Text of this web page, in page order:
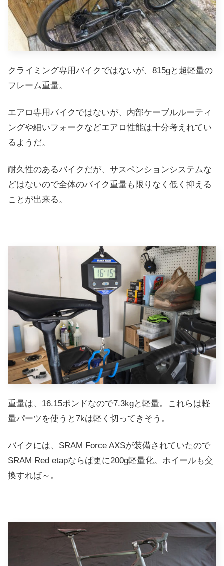
クライミング専用バイクではないが、815gと超軽量の
フレーム重量。
エアロ専用バイクではないが、内部ケーブルルーティ
ングや細いフォークなどエアロ性能は十分考えれてい
るようだ。
耐久性のあるバイクだが、サスペンションシステムな
どはないので全体のバイク重量も限りなく低く抑える
ことが出来る。
重量は、16.15ポンドなので7.3kgと軽量。これらは軽
量パーツを使うと7kは軽く切ってきそう。
バイクには、SRAM Force AXSが装備されていたので
SRAM Red etapならば更に200g軽量化。ホイールも交
換すれば～。